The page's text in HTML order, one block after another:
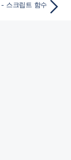
- 스크립트 함수